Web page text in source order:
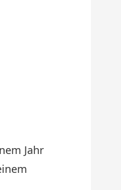
Jahr